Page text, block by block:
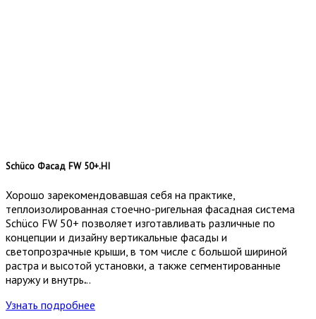
Schüco Фасад FW 50+.HI
Хорошо зарекомендовавшая себя на практике,
теплоизолированная стоечно-ригельная фасадная система
Schüco FW 50+ позволяет изготавливать различные по
концепции и дизайну вертикальные фасады и
светопрозрачные крыши, в том числе с большой шириной
растра и высотой установки, а также сегментированные
наружу и внутрь...
Узнать подробнее